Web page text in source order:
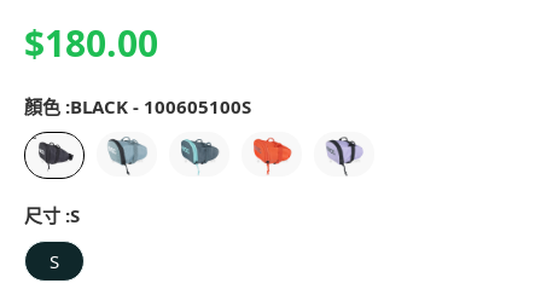
$180.00
顏色 :BLACK - 100605100S
尺寸 :S
S